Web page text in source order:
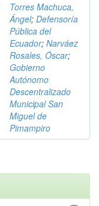
Torres Machuca,
Ángel; Defensoría
Pública del
Ecuador; Narváez
Rosales, Óscar;
Gobierno
Autónomo
Descentralizado
Municipal San
Miguel de
Pimampiro